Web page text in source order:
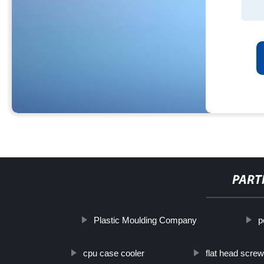
Plastic Moulding Company
cpu case cooler flat head screw